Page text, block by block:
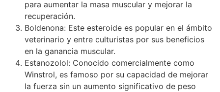
para aumentar la masa muscular y mejorar la
recuperación.
Boldenona: Este esteroide es popular en el ámbito
veterinario y entre culturistas por sus beneficios
en la ganancia muscular.
Estanozolol: Conocido comercialmente como
Winstrol, es famoso por su capacidad de mejorar
la fuerza sin un aumento significativo de peso